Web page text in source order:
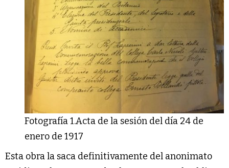
Fotografía 1.Acta de la sesión del día 24 de
enero de 1917
Esta obra la saca definitivamente del anonimato